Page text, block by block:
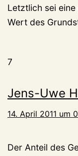
Letztlich sei
Wert des
7
Jens-Uwe
14. April 2011 um
Der Anteil des